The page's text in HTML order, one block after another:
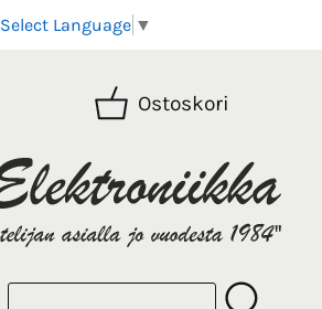
Select Language ▼
Ostoskori